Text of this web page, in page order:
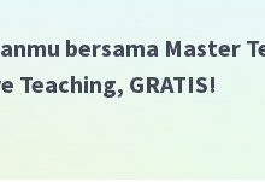
bersama Master
Teaching, GRATIS!